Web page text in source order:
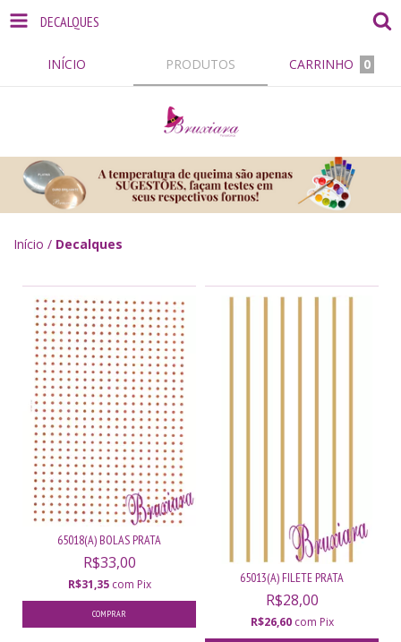
DECALQUES
INÍCIO PRODUTOS CARRINHO 0
Início / Decalques
65018(A) BOLAS PRATA
R$33,00
R$31,35 com Pix 65013(A) FILETE PRATA
R$28,00
R$26,60 com Pix